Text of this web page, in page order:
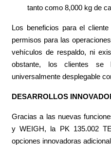
tanto como 8,000 kg de
Los beneficios para el
permisos para las
vehículos de respaldo, ni
obstante, los clientes se
universalmente desplegable
DESARROLLOS
Gracias a las nuevas
y WEIGH, la PK 135.002
opciones innovadoras